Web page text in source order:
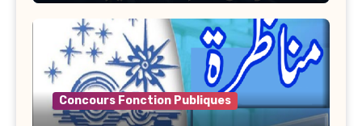
Concours Fonction Publiques